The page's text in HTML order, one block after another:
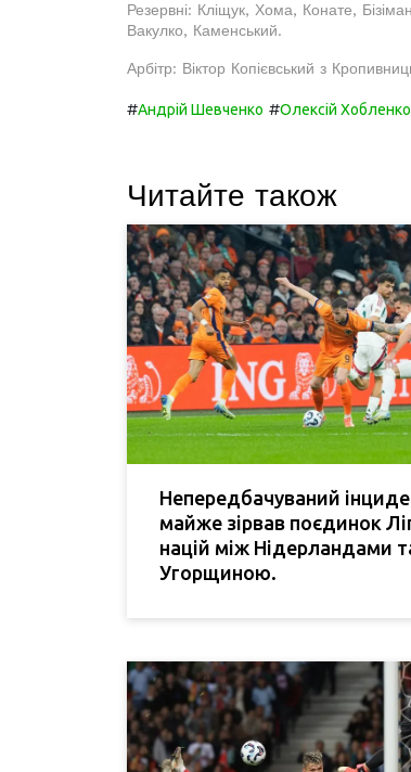
Резервні: Кліщук, Хома, Конате,
Вакулко, Каменський.
Арбітр: Віктор Копієвський з
#Андрій Шевченко #Олексій Хобленко
Читайте також
Непередбачуваний
майже зірвав поєдинок
націй між Нідерландами
Угорщиною.